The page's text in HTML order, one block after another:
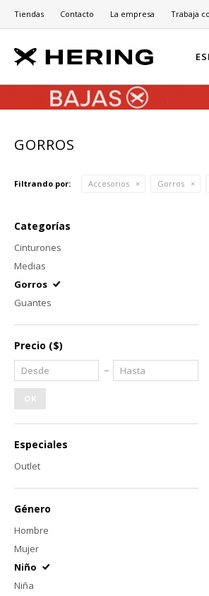
Tiendas Contacto La empresa Trabaja
GORROS
Filtrando por: Accesorios Gorros
Categorías
Cinturones
Medias
Gorros
Guantes
Precio ($)
OK
Especiales
Outlet
Género
Hombre
Mujer
Niño
Niña